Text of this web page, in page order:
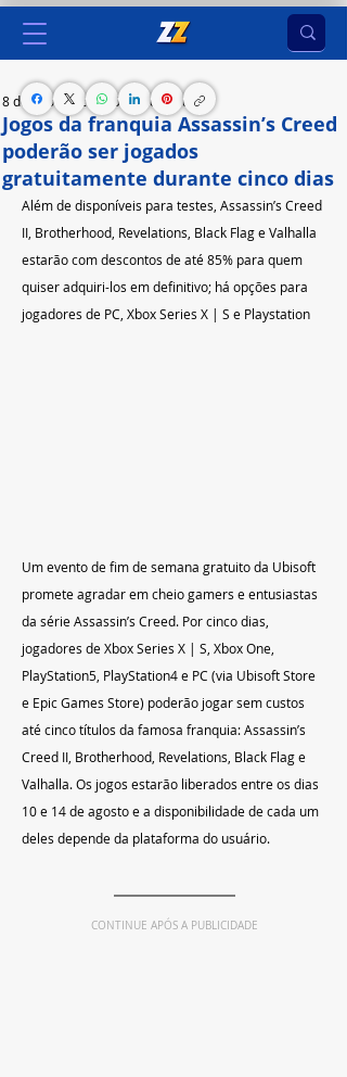
Jogos da franquia Assassin’s Creed
poderão ser jogados
gratuitamente durante cinco dias
8 de ago. de 2023 5 min de leitura
Além de disponíveis para testes, Assassin’s Creed
II, Brotherhood, Revelations, Black Flag e Valhalla
estarão com descontos de até 85% para quem
quiser adquiri-los em definitivo; há opções para
jogadores de PC, Xbox Series X | S e Playstation
Um evento de fim de semana gratuito da Ubisoft
promete agradar em cheio gamers e entusiastas
da série Assassin’s Creed. Por cinco dias,
jogadores de Xbox Series X | S, Xbox One,
PlayStation5, PlayStation4 e PC (via Ubisoft Store
e Epic Games Store) poderão jogar sem custos
até cinco títulos da famosa franquia: Assassin’s
Creed II, Brotherhood, Revelations, Black Flag e
Valhalla. Os jogos estarão liberados entre os dias
10 e 14 de agosto e a disponibilidade de cada um
deles depende da plataforma do usuário.
CONTINUE APÓS A PUBLICIDADE